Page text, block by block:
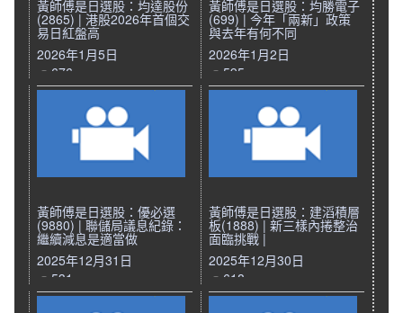
黃師傅是日選股：均達股份
(2865) | 港股2026年首個交
易日紅盤高
2026年1月5日
676
黃師傅是日選股：均勝電子
(699) | 今年「兩新」政策
與去年有何不同
2026年1月2日
595
黃師傅是日選股：優必選
(9880) | 聯儲局議息紀錄：
繼續減息是適當做
2025年12月31日
531
黃師傅是日選股：建滔積層
板(1888) | 新三樣內捲整治
面臨挑戰 |
2025年12月30日
618